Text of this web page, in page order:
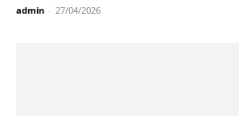
admin - 27/04/2026